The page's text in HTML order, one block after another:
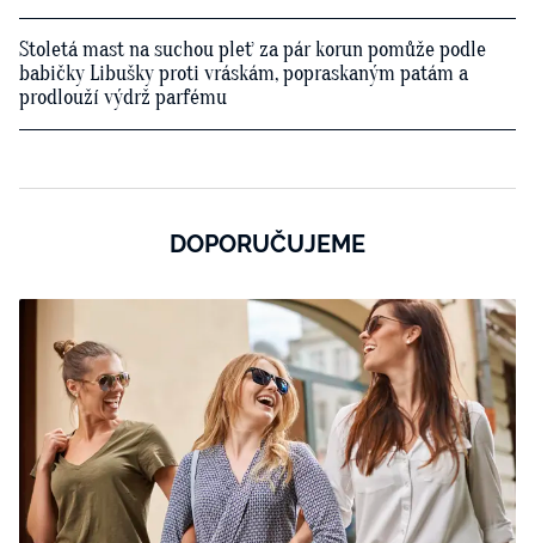
Stoletá mast na suchou pleť za pár korun pomůže podle
babičky Libušky proti vráskám, popraskaným patám a
prodlouží výdrž parfému
DOPORUČUJEME